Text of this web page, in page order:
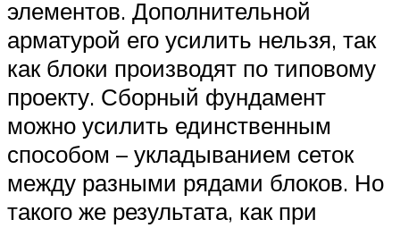
элементов. Дополнительной
арматурой его усилить нельзя, так
как блоки производят по типовому
проекту. Сборный фундамент
можно усилить единственным
способом – укладыванием сеток
между разными рядами блоков. Но
такого же результата, как при